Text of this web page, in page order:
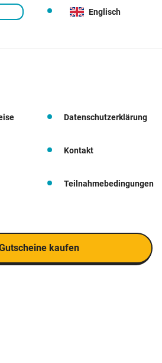
Englisch
Datenschutzerklärung
Kontakt
Teilnahmebedingungen
kaufen